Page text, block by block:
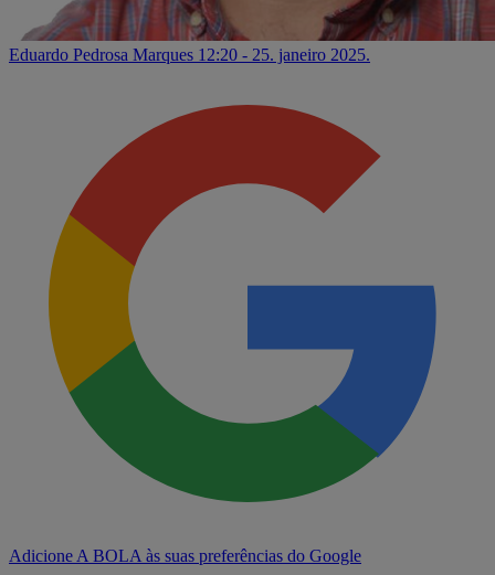
Eduardo Pedrosa Marques 12:20 - 25. janeiro 2025.
Adicione A BOLA às suas preferências do Google